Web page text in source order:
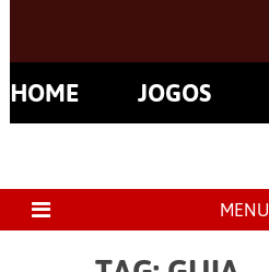
HOME JOGOS
MENU